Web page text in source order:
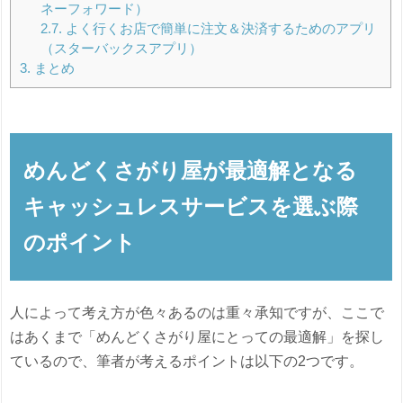
ネーフォワード）
2.7. よく行くお店で簡単に注文＆決済するためのアプリ
（スターバックスアプリ）
3. まとめ
めんどくさがり屋が最適解となる
キャッシュレスサービスを選ぶ際
のポイント
人によって考え方が色々あるのは重々承知ですが、ここで
はあくまで「めんどくさがり屋にとっての最適解」を探し
ているので、筆者が考えるポイントは以下の2つです。